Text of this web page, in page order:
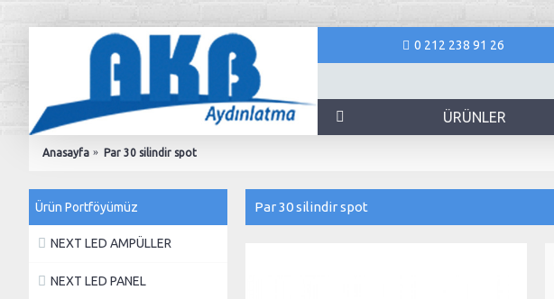
0 212 238 91 26
ÜRÜNLER
Anasayfa Par 30 silindir spot
Ürün Portföyümüz
NEXT LED AMPÜLLER
NEXT LED PANEL
Par 30 silindir spot